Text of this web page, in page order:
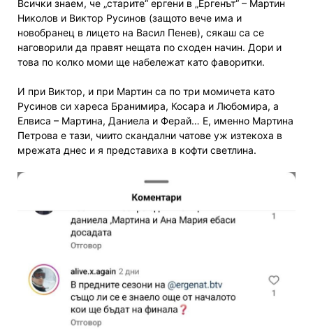
Всички знаем, че „старите“ ергени в „Ергенът“ – Мартин
Николов и Виктор Русинов (защото вече има и
новобранец в лицето на Васил Пенев), сякаш са се
наговорили да правят нещата по сходен начин. Дори и
това по колко моми ще набележат като фаворитки.
И при Виктор, и при Мартин са по три момичета като
Русинов си хареса Бранимира, Косара и Любомира, а
Елвиса – Мартина, Даниела и Ферай… Е, именно Мартина
Петрова е тази, чиито скандални чатове уж изтекоха в
мрежата днес и я представиха в кофти светлина.